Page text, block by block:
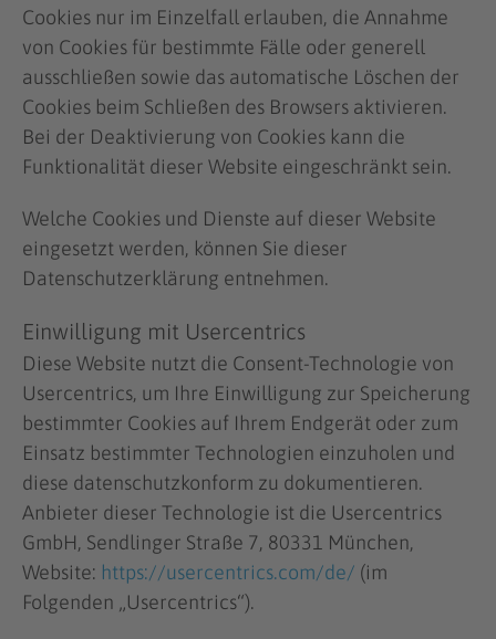
Cookies nur im Einzelfall erlauben, die Annahme
von Cookies für bestimmte Fälle oder generell
ausschließen sowie das automatische Löschen der
Cookies beim Schließen des Browsers aktivieren.
Bei der Deaktivierung von Cookies kann die
Funktionalität dieser Website eingeschränkt sein.
Welche Cookies und Dienste auf dieser Website
eingesetzt werden, können Sie dieser
Datenschutzerklärung entnehmen.
Einwilligung mit Usercentrics
Diese Website nutzt die Consent-Technologie von
Usercentrics, um Ihre Einwilligung zur Speicherung
bestimmter Cookies auf Ihrem Endgerät oder zum
Einsatz bestimmter Technologien einzuholen und
diese datenschutzkonform zu dokumentieren.
Anbieter dieser Technologie ist die Usercentrics
GmbH, Sendlinger Straße 7, 80331 München,
Website: https://usercentrics.com/de/ (im
Folgenden „Usercentrics“).